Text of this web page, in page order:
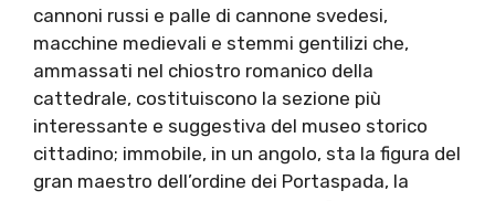
cannoni russi e palle di cannone svedesi,
macchine medievali e stemmi gentilizi che,
ammassati nel chiostro romanico della
cattedrale, costituiscono la sezione più
interessante e suggestiva del museo storico
cittadino; immobile, in un angolo, sta la figura del
gran maestro dell’ordine dei Portaspada, la